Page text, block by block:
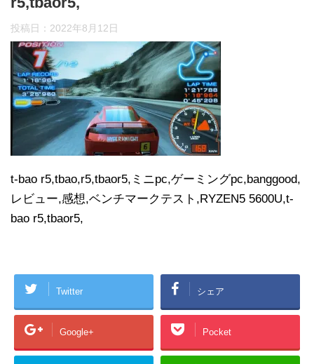
投稿日： 2022年8月12日
t-bao r5,tbao,r5,tbaor5,ミニpc,ゲーミングpc,banggood,
レビュー,感想,ベンチマークテスト,RYZEN5 5600U,t-
bao r5,tbaor5,
Twitter シェア
Google+ Pocket